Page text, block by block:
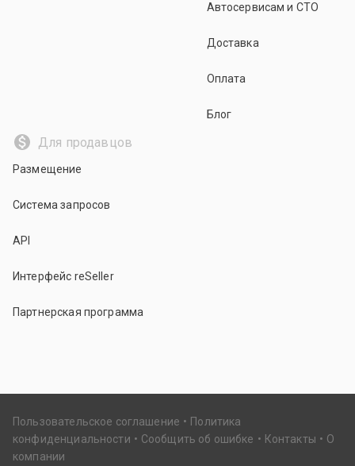
Автосервисам и СТО
Доставка
Оплата
Блог
Для продавцов
Размещение
Система запросов
API
Интерфейс reSeller
Партнерская программа
Пользовательское соглашение
Политика
конфиденциальности
Сообщить об ошибке Контакты
О
компании